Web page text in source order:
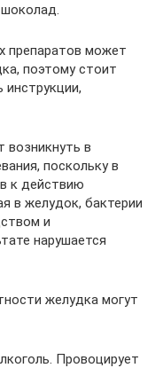
шоколад.
препаратов может
поэтому стоит
инструкции,
в
поскольку в
к действию
в желудок, бактерии
и
нарушается
желудка могут
Провоцирует